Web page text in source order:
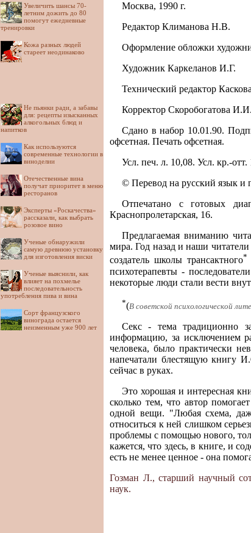
Увеличить шансы 70-
летним дожить до 80
помогут ежедневные
тренировки
Кожа разных людей
стареет неодинаково
Не пьянки ради, а забавы
для: рецепты изысканных
алкогольных блюд и
напитков
Как используются
современные технологии в
виноделии
Отечественные вина
получат приоритет в меню
ресторанов
Эксперты «Роскачества»
рассказали, как выбрать
розовое вино
Ученые обнаружили
самую древнюю установку
для изготовления виски
Ученые выяснили, как
влияет на похмелье
последовательность
употребления пива и вина
Сорт французского
винограда остается
неизменным уже 900 лет
Москва, 1990 г.
Редактор Климанова Н.В.
Оформление обложки
Художник Каркеланов И.Г.
Технический редактор
Корректор Скоробогатова И.И.
Сдано в набор 10.01.90.
офсетная. Печать офсетная.
Усл. печ. л. 10,08. Усл. кр.-
© Перевод на русский язык и
Отпечатано с готовых
Краснопролетарская, 16.
Предлагаемая вниманию
мира. Год назад и наши
создатель школы трансактного*
психотерапевты -
некоторые люди стали вести
*(В советской психологической
Секс - тема традиционно
информацию, за исключением
человека, было практически
напечатали блестящую книгу
сейчас в руках.
Это хорошая и интересная
сколько тем, что автор
одной вещи. "Любая схема,
относиться к ней слишком
проблемы с помощью нового,
кажется, что здесь, в книге, и
есть не менее ценное - она
Гозман Л., старший научный
наук.